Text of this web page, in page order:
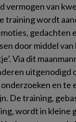
vermogen van
training wordt
gedachten
door middel van
Via dit
uitgenodigd
en te
De training,
wordt in kleine